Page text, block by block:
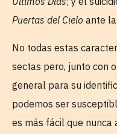
Puertas del Cielo ante
No todas estas
sectas pero, junto con
general para su
podemos ser
es más fácil que nunca